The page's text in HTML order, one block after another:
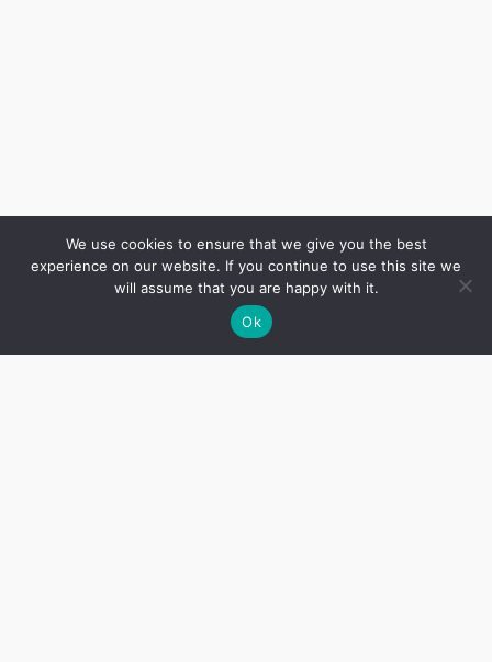
We use cookies to ensure that we give you the best
experience on our website. If you continue to use this site we
will assume that you are happy with it.
Ok